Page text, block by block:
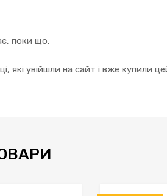
поки що.
які увійшли на сайт і вже купили